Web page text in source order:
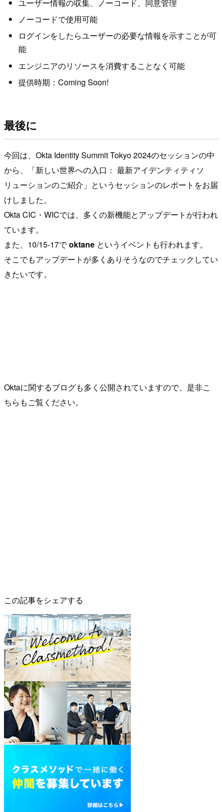
ユーザー情報の収集、ノーコード、同意管理
ノーコードで使用可能
ログインをしたらユーザーの必要な情報を示すことが可
能
エンジニアのリソースを消費することなく可能
提供時期：Coming Soon!
最後に
今回は、Okta Identity Summit Tokyo 2024のセッションの中
から、「新しい世界への入口： 最新アイデンティティソ
リューションのご紹介」というセッションのレポートをお届
けしました。
Okta CIC・WICでは、多くの新機能とアップデートが行われ
ています。
また、10/15-17でoktane というイベントも行われます。
そこでもアップデートが多くありそうなのでチェックしてい
きたいです。
Oktaに関するブログも多く公開されていますので、是非こ
ちらもご覧ください。
この記事をシェアする